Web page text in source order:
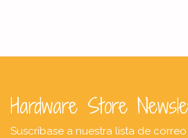
Hardware Store
Suscríbase a nuestra lista de